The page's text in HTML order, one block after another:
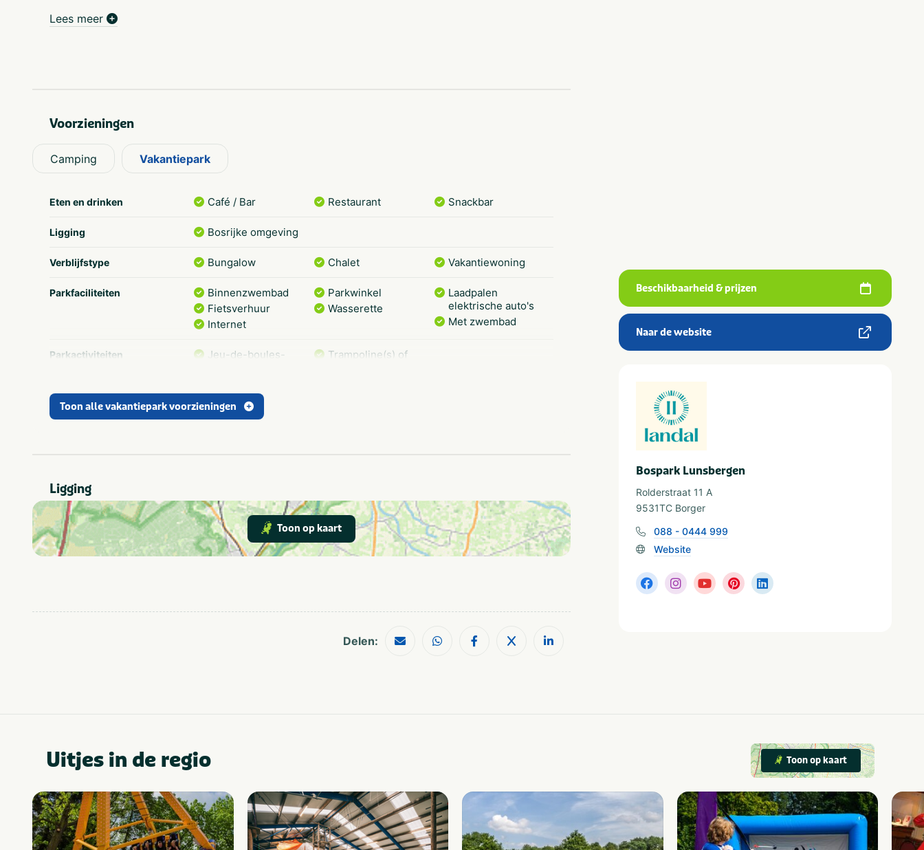
Drentse Hondsrug. Cultuurliefhebbers kunnen in de buurt ook leuke uitstapjes maken naar onder
Lees meer
Voorzieningen
Camping Vakantiepark
Eten en drinken Café / Bar Restaurant Snackbar
Ligging Bosrijke omgeving
Verblijfstype Bungalow Chalet Vakantiewoning
Parkfaciliteiten
Binnenzwembad
Fietsverhuur
Internet
Parkwinkel
Wasserette
Laadpalen
elektrische auto's
Met zwembad
Parkactiviteiten
Jeu-de-boules-
Trampoline(s) of
Speciaal voor kinderen Animatieprogramma
Fietsroutes
Shoppen
Geschikt voor
Geschikt voor
kinderen
Geschikt voor alle
leeftijden
Huisdiervriendelijk
Stellen
Toon alle vakantiepark voorzieningen
Ligging
Toon op kaart
Delen:
Beschikbaarheid & prijzen
Naar de website
Bospark Lunsbergen
Rolderstraat 11 A
9531TC Borger
088 - 0444 999
Website
Uitjes in de regio Toon op kaart